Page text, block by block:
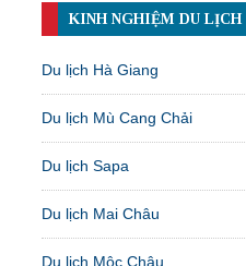
KINH NGHIỆM DU LỊCH
Du lịch Hà Giang
Du lịch Mù Cang Chải
Du lịch Sapa
Du lịch Mai Châu
Du lịch Mộc Châu